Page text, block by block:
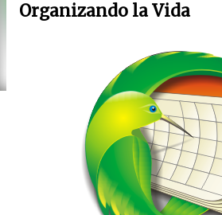
Organizando la Vida